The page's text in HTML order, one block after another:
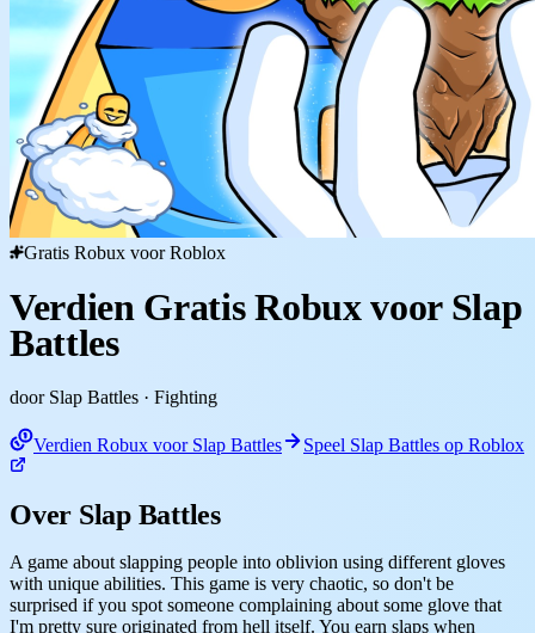
Gratis Robux voor Roblox
Verdien Gratis Robux voor Slap
Battles
door Slap Battles · Fighting
Verdien Robux voor Slap Battles Speel Slap Battles op Roblox
Over Slap Battles
A game about slapping people into oblivion using different gloves
with unique abilities. This game is very chaotic, so don't be
surprised if you spot someone complaining about some glove that
I'm pretty sure originated from hell itself. You earn slaps when